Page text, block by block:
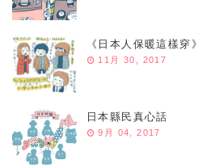
《日本人保暖這樣穿》
11月 30, 2017
日本縣民真心話
9月 04, 2017